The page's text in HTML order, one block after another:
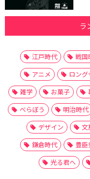
ラ
江戸時代 戦国
アニメ
ロング
雑学
お菓子
べらぼう
明治時代
デザイン
文
鎌倉時代
豊臣
光る君へ